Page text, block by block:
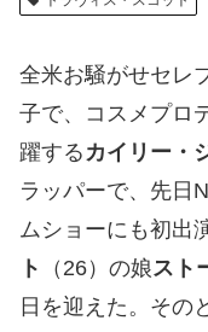
全米お騒がせセレ
子で、コスメプロ
躍する カイリー・
ラッパーで、先日
ムショーにも初出
ト
（26）の娘スト
日を迎えた。その